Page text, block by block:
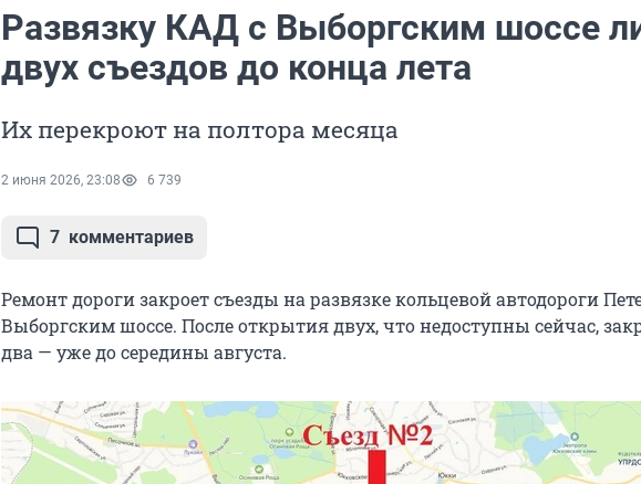
Развязку КАД с Выборгским шоссе
двух съездов до конца лета
Их перекроют на полтора месяца
2 июня 2026, 23:08 6 739
7 комментариев
Ремонт дороги закроет съезды на развязке кольцевой автодороги
Выборгским шоссе. После открытия двух, что недоступны сейчас,
два — уже до середины августа.